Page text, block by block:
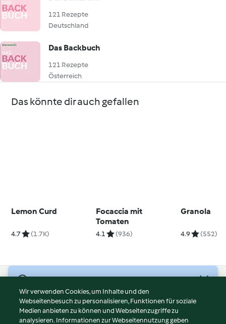
121 Rezepte
Deutschland
Das Backbuch
121 Rezepte
Österreich
Das könnte dir auch gefallen
Lemon Curd
4.7 (1.7K)
Focaccia mit
Tomaten
4.1 (936)
Granola
4.9 (552)
Nutzungsbedingungen
Datenschutzrichtlinien
Wir verwenden Cookies, um Inhalte und den
Webseitenbesuch zu personalisieren, Funktionen für soziale
Medien anbieten zu können und Webseitenzugriffe zu
analysieren. Informationen zur Webseitennutzung geben